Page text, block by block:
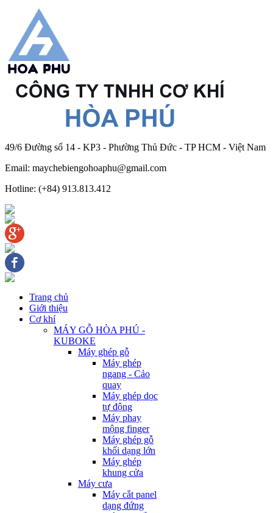
49/6 Đường số 14 - KP3 - Phường Thủ Đức - TP HCM - Việt Nam
Email: maychebiengohoaphu@gmail.com
Hotline: (+84) 913.813.412
Trang chủ
Giới thiệu
Cơ khí
MÁY GỖ HÒA PHÚ -
KUBOKE
Máy ghép gỗ
Máy ghép
ngang - Cảo
quay
Máy ghép dọc
tự động
Máy phay
mộng finger
Máy ghép gỗ
khối dạng lớn
Máy ghép
khung cửa
Máy cưa
Máy cắt panel
dạng đứng